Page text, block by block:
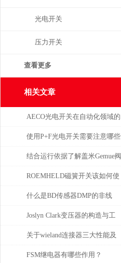
光电开关
压力开关
查看更多
相关文章
AECO光电开关在自动化领域的
与应用
使用P+F光电开关需要注意哪些
问题？
结合运行依据了解盖米Gemue阀
门
ROEMHELD磁簧开关该如何使
干簧吸合？
什么是BD传感器DMP的非线
性，怎么产生的？
Joslyn Clark变压器的构造与工
作原理
关于wieland连接器三大性能及
重要性
FSM继电器有哪些作用？